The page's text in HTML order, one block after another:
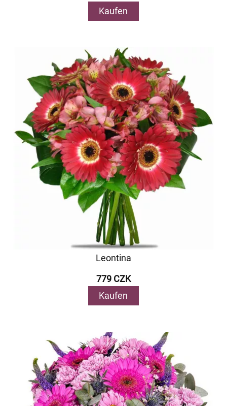
Kaufen
Leontina
779 CZK
Kaufen